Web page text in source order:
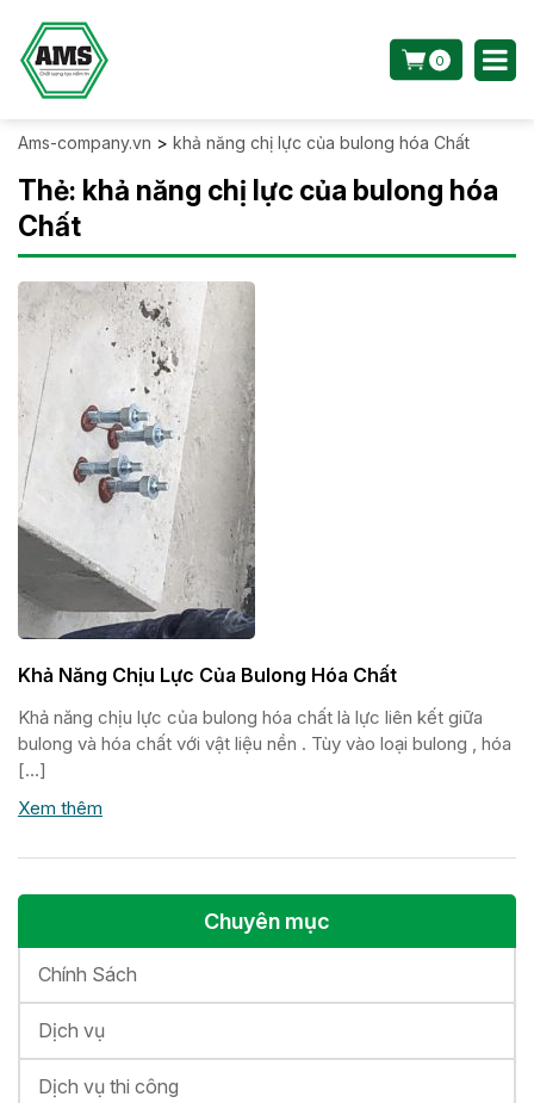
0
Ams-company.vn > khả năng chị lực của bulong hóa Chất
Thẻ: khả năng chị lực của bulong hóa
Chất
Khả Năng Chịu Lực Của Bulong Hóa Chất
Khả năng chịu lực của bulong hóa chất là lực liên kết giữa
bulong và hóa chất với vật liệu nền . Tùy vào loại bulong , hóa
[…]
Xem thêm
Chuyên mục
Chính Sách
Dịch vụ
Dịch vụ thi công